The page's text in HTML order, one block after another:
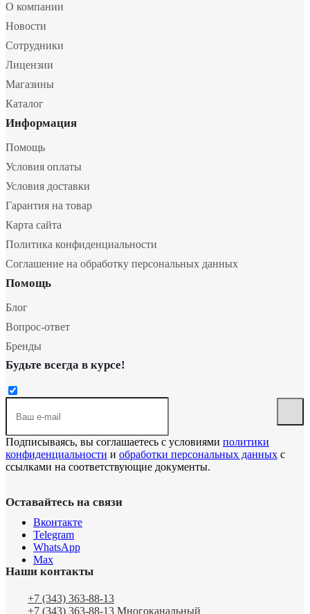
О компании
Новости
Сотрудники
Лицензии
Магазины
Каталог
Информация
Помощь
Условия оплаты
Условия доставки
Гарантия на товар
Карта сайта
Политика конфиденциальности
Соглашение на обработку персональных данных
Помощь
Блог
Вопрос-ответ
Бренды
Будьте всегда в курсе!
Подписываясь, вы соглашаетесь с условиями политики
конфиденциальности и обработки персональных данных с
ссылками на соответствующие документы.
Оставайтесь на связи
Вконтакте
Telegram
WhatsApp
Max
Наши контакты
+7 (343) 363-88-13
+7 (343) 363-88-13 Многоканальный